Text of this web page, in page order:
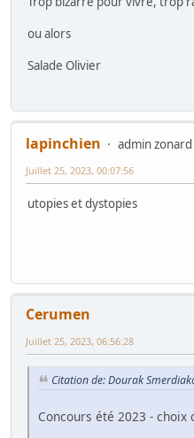
ou alors
Salade Olivier
lapinchien
admin zonard
Juillet 25, 2023, 00:07:56
utopies et dystopies
Cerumen
Juillet 25, 2023, 06:56:28
Citation de: Dourak
Concours été 2023 - choix